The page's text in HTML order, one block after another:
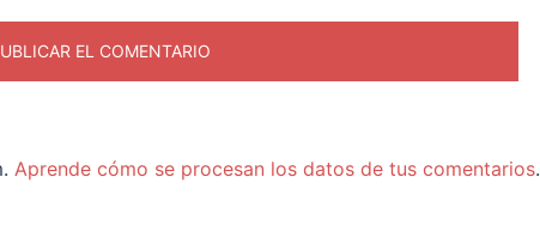
Aprende cómo se procesan los datos de tus comentarios.